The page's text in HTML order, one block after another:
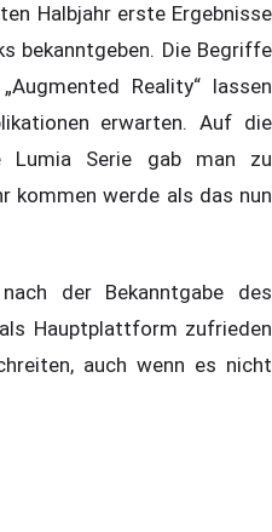
Halbjahr erste Ergebnisse
bekanntgeben. Die Begriffe
Reality“ lassen
erwarten. Auf die
Lumia Serie gab man zu
kommen werde als das nun
der Bekanntgabe des
Hauptplattform zufrieden
auch wenn es nicht